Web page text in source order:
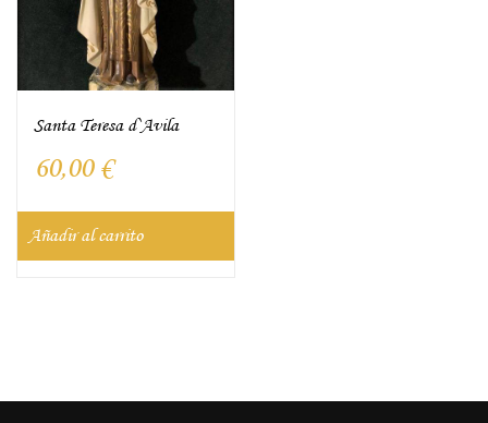
Santa Teresa d`Avila
60,00 €
Añadir al carrito